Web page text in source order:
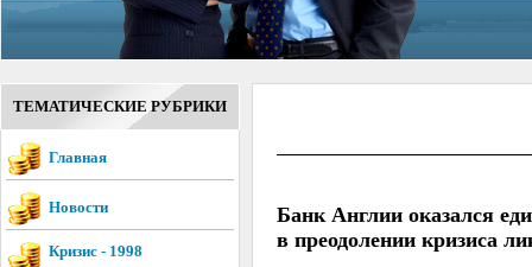
ТЕМАТИЧЕСКИЕ РУБРИКИ
Главная
Новости
Кризис - 1998
Банк Англии оказался
в преодолении кризиса